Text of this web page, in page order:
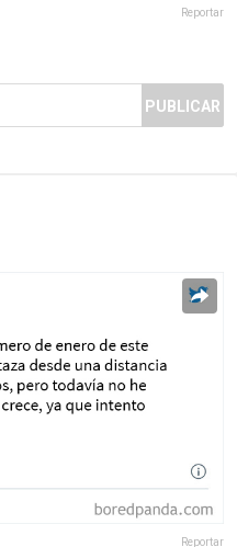
Reportar
PUBLICAR
Reportar